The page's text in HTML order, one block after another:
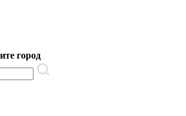
город